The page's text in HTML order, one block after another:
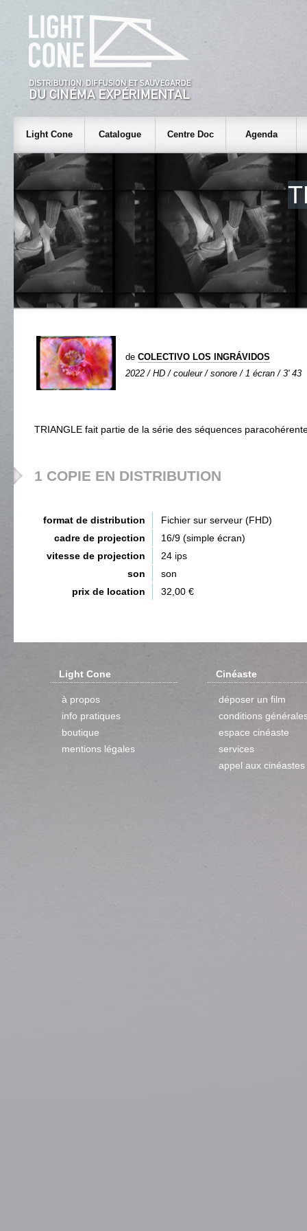
Light Cone Catalogue Centre Doc Agenda
de COLECTIVO LOS INGRÁVIDOS
2022 / HD / couleur / sonore / 1 écran / 3' 43
TRIANGLE fait partie de la série des séquences
1 COPIE EN DISTRIBUTION
format de distribution
Fichier sur serveur (FHD)
cadre de projection
16/9 (simple écran)
vitesse de projection
24 ips
son
son
prix de location
32,00 €
Light Cone
à propos
info pratiques
boutique
mentions légales
Cinéaste
déposer un film
conditions
espace cinéaste
services
appel aux cinéastes